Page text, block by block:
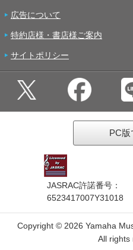
広告について
特約店様・書店様ご案内
サイトポリシー
PC版
JASRAC許諾番号：
6523417007Y31018
Copyright © 2026 Yamaha
All rights